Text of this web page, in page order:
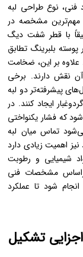
نوع طراحی لبه
مهم‌ترین مشخصه در
با قطر شفت دیگ
بلبرینگ تطابق
علاوه بر این، ضخامت
آن نقش دارند. برخی
پیشرفته‌تر دو لبه
ایجاد کنند. در
که فشار یکنواختی
تماس میان لبه
اهمیت زیادی دارد
شیمیایی و رطوبت
مشخصات فنی
شود تا عملکرد
تشکیل